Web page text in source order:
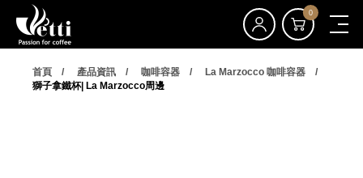
0
首頁 產品資訊 咖啡容器
La Marzocco 咖啡容器
獅子拿鐵杯| La Marzocco周邊